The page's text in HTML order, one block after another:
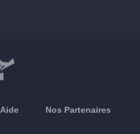
Aide Nos Partenaires